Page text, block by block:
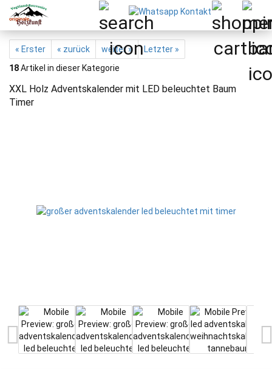
« Erster « zurück weiter »
Letzter »
18Artikel in dieser Kategorie
XXL Holz Adventskalender mit LED beleuchtet Baum
Timer